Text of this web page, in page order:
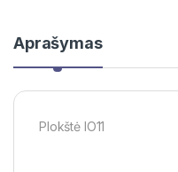
Aprašymas
Plokštė IO11